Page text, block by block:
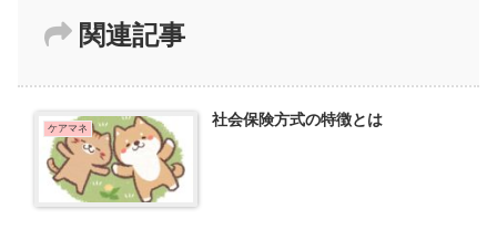
関連記事
ケアマネ 社会保険方式の特徴とは